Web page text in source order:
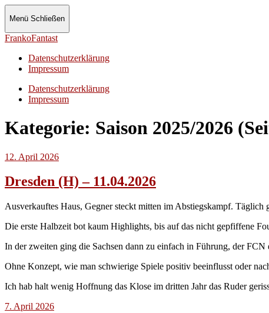
Menü Schließen
FrankoFantast
Datenschutzerklärung
Impressum
Datenschutzerklärung
Impressum
Kategorie: Saison 2025/2026
12. April 2026
Dresden (H) – 11.04.2026
Ausverkauftes Haus, Gegner steckt mitten im Abstiegskampf.
Die erste Halbzeit bot kaum Highlights, bis auf das nicht gepfiffene
In der zweiten ging die Sachsen dann zu einfach in Führung, der
Ohne Konzept, wie man schwierige Spiele positiv beeinflusst oder
Ich hab halt wenig Hoffnung das Klose im dritten Jahr das Ruder
7. April 2026